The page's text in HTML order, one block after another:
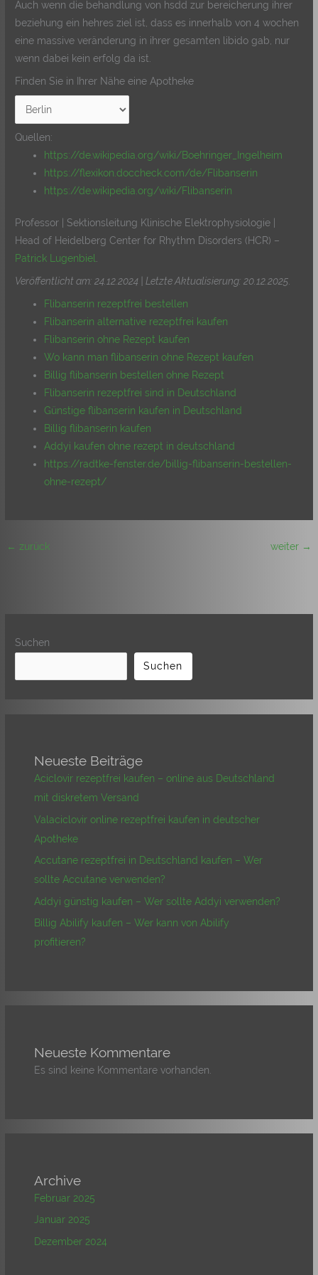
Auch wenn die behandlung von hsdd zur bereicherung ihrer
beziehung ein hehres ziel ist, dass es innerhalb von 4 wochen
eine massive veränderung in ihrer gesamten libido gab, nur
wenn dabei kein erfolg da ist.
Finden Sie in Ihrer Nähe eine Apotheke
Quellen:
https://de.wikipedia.org/wiki/Boehringer_Ingelheim
https://flexikon.doccheck.com/de/Flibanserin
https://de.wikipedia.org/wiki/Flibanserin
Professor | Sektionsleitung Klinische Elektrophysiologie |
Head of Heidelberg Center for Rhythm Disorders (HCR) –
Patrick Lugenbiel.
Veröffentlicht am: 24.12.2024 | Letzte Aktualisierung: 20.12.2025.
Flibanserin rezeptfrei bestellen
Flibanserin alternative rezeptfrei kaufen
Flibanserin ohne Rezept kaufen
Wo kann man flibanserin ohne Rezept kaufen
Billig flibanserin bestellen ohne Rezept
Flibanserin rezeptfrei sind in Deutschland
Günstige flibanserin kaufen in Deutschland
Billig flibanserin kaufen
Addyi kaufen ohne rezept in deutschland
https://radtke-fenster.de/billig-flibanserin-bestellen-
ohne-rezept/
← zurück weiter →
Suchen
Suchen
Neueste Beiträge
Aciclovir rezeptfrei kaufen – online aus Deutschland
mit diskretem Versand
Valaciclovir online rezeptfrei kaufen in deutscher
Apotheke
Accutane rezeptfrei in Deutschland kaufen – Wer
sollte Accutane verwenden?
Addyi günstig kaufen – Wer sollte Addyi verwenden?
Billig Abilify kaufen – Wer kann von Abilify
profitieren?
Neueste Kommentare
Es sind keine Kommentare vorhanden.
Archive
Februar 2025
Januar 2025
Dezember 2024